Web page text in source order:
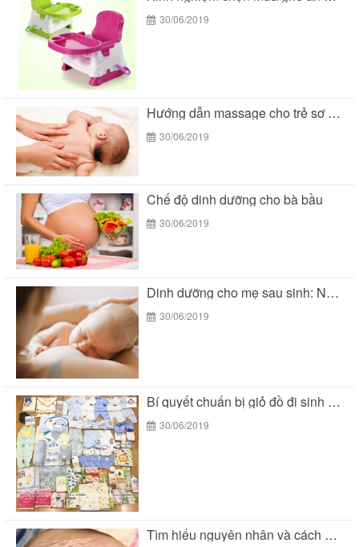
30/06/2019
Hướng dẫn massage cho trẻ sơ sinh
30/06/2019
Chế độ dinh dưỡng cho bà bầu
30/06/2019
Dinh dưỡng cho mẹ sau sinh: Nên ăn gì...
30/06/2019
Bí quyết chuẩn bị giỏ đồ đi sinh mùa...
30/06/2019
Tìm hiểu nguyên nhân và cách chữa cứt trâu...